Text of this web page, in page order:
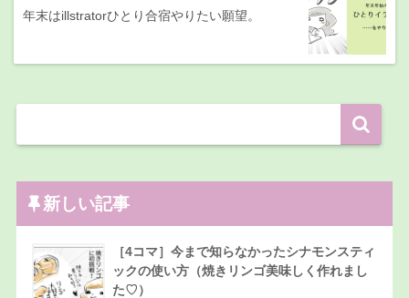
年末はillstratorひとり合宿やりたい願望。
新しい記事
［4コマ］今まで知らなかったシナモンスティ
ックの使い方（焼きリンゴ美味しく作れまし
た♡）